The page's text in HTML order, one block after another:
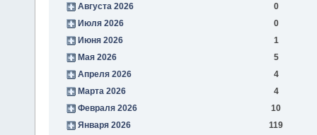
Августа 2026
0
Июля 2026
0
Июня 2026
1
Мая 2026
5
Апреля 2026
4
Марта 2026
4
Февраля 2026
10
Января 2026
119